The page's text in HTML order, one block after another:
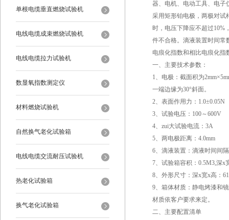
单根电缆垂直燃烧试验机
电线电缆成束燃烧试验机
电线电缆拉力试验机
数显氧指数测定仪
材料燃烧试验机
自然换气老化试验箱
电线电缆交流耐压试验机
热老化试验箱
换气老化试验箱
器、电机、电动工具、电子
采用矩形铂电极，两极对试
时，电压下降应不超过10%
件不合格。滴液装置时间常
电痕化指数和相比电痕化指
一、主要技术参数：
1、电极：截面积为
一端边缘为30°斜面。
2、表面作用力：1.0±0.05N
3、试验电压：100～600V
4、zui大试验电流：3A
5、两电极距离：4.0mm
6、滴液装置：滴液时间间
7、试验箱容积：0.5M3,深x
8、外形尺寸：深x宽x高：
9、箱体材质：静电烤漆和
材质依客户要求来定。
二、主要配置清单